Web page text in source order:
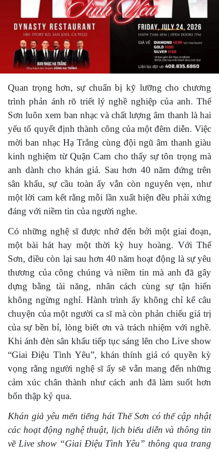
Quan trọng hơn, sự chuẩn bị kỹ lưỡng cho chương
trình phản ánh rõ triết lý nghề nghiệp của anh. Thế
Sơn luôn xem ban nhạc và chất lượng âm thanh là hai
yếu tố quyết định thành công của một đêm diễn. Việc
mời ban nhạc Hạ Trắng cùng đội ngũ âm thanh giàu
kinh nghiệm từ Quận Cam cho thấy sự tôn trọng mà
anh dành cho khán giả. Sau hơn 40 năm đứng trên
sân khấu, sự cầu toàn ấy vẫn còn nguyên vẹn, như
một lời cam kết rằng mỗi lần xuất hiện đều phải xứng
đáng với niềm tin của người nghe.
Có những nghệ sĩ được nhớ đến bởi một giai đoạn,
một bài hát hay một thời kỳ huy hoàng. Với Thế
Sơn, điều còn lại sau hơn 40 năm hoạt động là sự yêu
thương của công chúng và niềm tin mà anh đã gây
dựng bằng tài năng, nhân cách cùng sự tận hiến
không ngừng nghỉ. Hành trình ấy không chỉ kể câu
chuyện của một người ca sĩ mà còn phản chiếu giá trị
của sự bền bỉ, lòng biết ơn và trách nhiệm với nghề.
Khi ánh đèn sân khấu tiếp tục sáng lên cho Live show
“Giai Điệu Tình Yêu”, khán thính giả có quyền kỳ
vọng rằng người nghệ sĩ ấy sẽ vẫn mang đến những
cảm xúc chân thành như cách anh đã làm suốt hơn
bốn thập kỷ qua.
Khán giả yêu mến tiếng hát Thế Sơn có thể cập nhật
các hoạt động nghệ thuật, lịch biểu diễn và thông tin
về Live show “Giai Điệu Tình Yêu” thông qua trang